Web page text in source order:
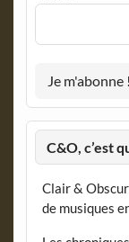
C&O, c’est
Clair &
de musiques